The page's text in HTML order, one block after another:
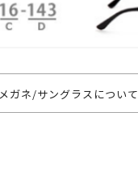
メガネ/サングラスについて